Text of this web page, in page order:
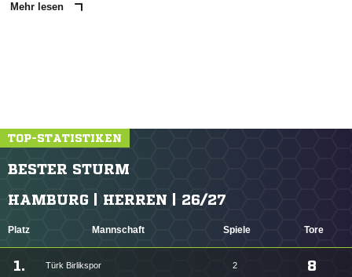
Mehr lesen
TOP-STATISTIKEN
BESTER STURM
HAMBURG | HERREN | 26/27
Platz Mannschaft Spiele Tore
1. Türk Birlikspor 2 8